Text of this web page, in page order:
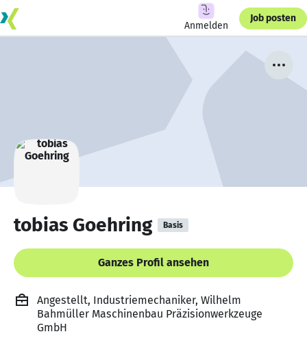
Anmelden
Job posten
tobias Goehring Basis
Ganzes Profil ansehen
Angestellt, Industriemechaniker, Wilhelm
Bahmüller Maschinenbau Präzisionwerkzeuge
GmbH